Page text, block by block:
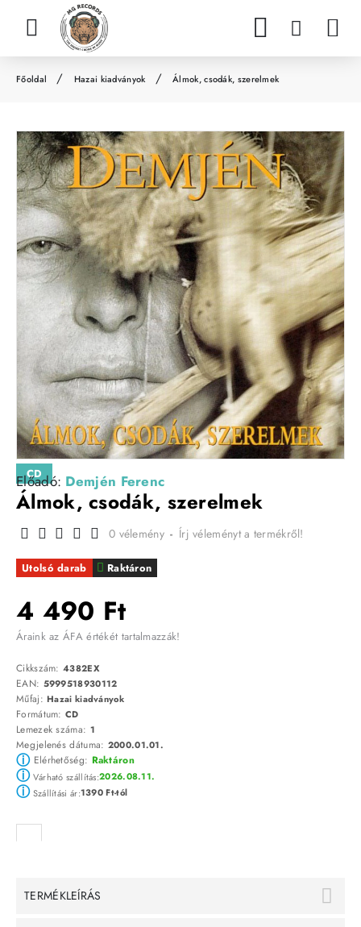
m
e
Hazai kiadványok Álmok, csodák, szerelmek
CD
Előadó: Demjén Ferenc
Álmok, csodák, szerelmek
Raktáron
Utolsó darab
0 vélemény - Írj véleményt a termékről!
4 490 Ft
Áraink az ÁFA értékét tartalmazzák!
Cikkszám: 4382EX
EAN: 5999518930112
Műfaj:Hazai kiadványok
Formátum: CD
Lemezek száma: 1
Megjelenés dátuma: 2000.01.01.
ⓘElérhetőség: Raktáron
ⓘVárható szállítás:2026.08.11.
ⓘSzállítási ár:1390 Ft-tól
TERMÉKLEÍRÁS